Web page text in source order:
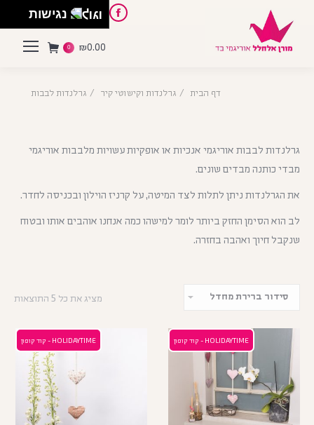
Facebook
Pinterest
Instagram
English
₪0.00
0
דף הבית גרלנדות וקישוטי קיר גרלנדות לבבות
גרלנדות לבבות אוריגמי אנכיות או אופקיות עשויות מלבבות אוריגמי
מבדי כותנה מבדים שונים.
את הגרלנדות ניתן לתלות לצד המיטה, על קרניז הוילון ובכניסה לחדר.
לב הוא הסימן החזק ביותר לומר למישהו כמה אנחנו אוהבים אותו ובטוח
שנקבל חיוך ואהבה בחזרה.
מציג את כל 5 התוצאות
HOLIDAYTIME - קוד קופון HOLIDAYTIME - קוד קופון
נגישות